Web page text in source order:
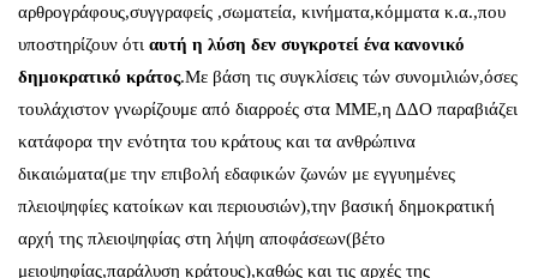
αρθρογράφους,συγγραφείς ,σωματεία, κινήματα,κόμματα κ.α.,που
υποστηρίζουν ότι αυτή η λύση δεν συγκροτεί ένα κανονικό
δημοκρατικό κράτος.Με βάση τις συγκλίσεις τών συνομιλιών,όσες
τουλάχιστον γνωρίζουμε από διαρροές στα ΜΜΕ,η ΔΔΟ παραβιάζει
κατάφορα την ενότητα του κράτους και τα ανθρώπινα
δικαιώματα(με την επιβολή εδαφικών ζωνών με εγγυημένες
πλειοψηφίες κατοίκων και περιουσιών),την βασική δημοκρατική
αρχή της πλειοψηφίας στη λήψη αποφάσεων(βέτο
μειοψηφίας,παράλυση κράτους),καθώς και τις αρχές της